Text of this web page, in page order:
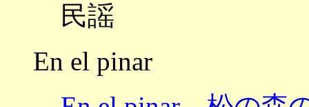
民謡
En el pinar